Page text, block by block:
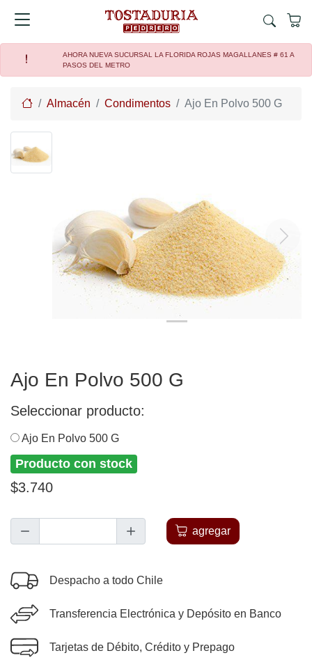
AHORA NUEVA SUCURSAL LA FLORIDA ROJAS MAGALLANES # 61 A
PASOS DEL METRO
HomeAlmacén Condimentos Ajo En Polvo 500 G
Previous Next
Ajo En Polvo 500 G
Seleccionar producto:
Ajo En Polvo 500 G
Producto con stock
$3.740
agregar
Despacho a todo Chile
Transferencia Electrónica y Depósito en Banco
Tarjetas de Débito, Crédito y Prepago